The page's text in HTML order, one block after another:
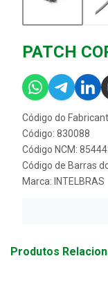
PATCH
Código do
Código: 830088
Código NCM:
Código de Barras
Marca: INTELBRAS
Produtos